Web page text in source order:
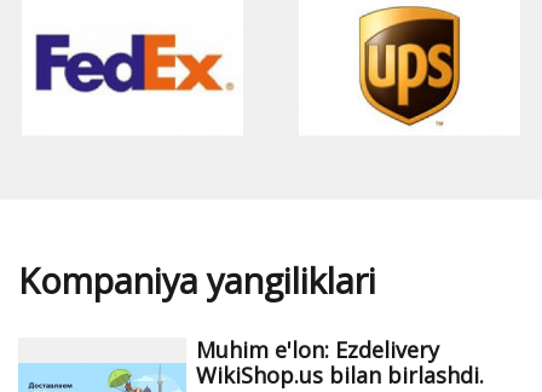
Kompaniya yangiliklari
Muhim e'lon: Ezdelivery
WikiShop.us bilan birlashdi.